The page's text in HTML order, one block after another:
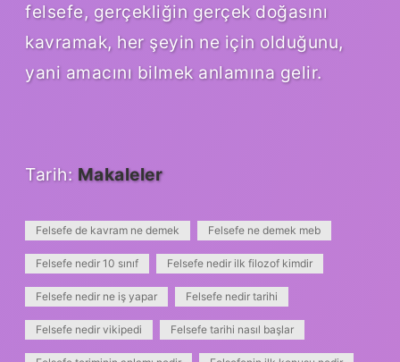
felsefe, gerçekliğin gerçek doğasını
kavramak, her şeyin ne için olduğunu,
yani amacını bilmek anlamına gelir.
Tarih: Makaleler
Felsefe de kavram ne demek Felsefe ne demek meb
Felsefe nedir 10 sınıf Felsefe nedir ilk filozof kimdir
Felsefe nedir ne iş yapar Felsefe nedir tarihi
Felsefe nedir vikipedi Felsefe tarihi nasıl başlar